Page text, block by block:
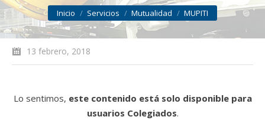
You are here:
Inicio Servicios Mutualidad MUPITI
13 febrero, 2018
Lo sentimos, este contenido está solo disponible para
usuarios Colegiados.